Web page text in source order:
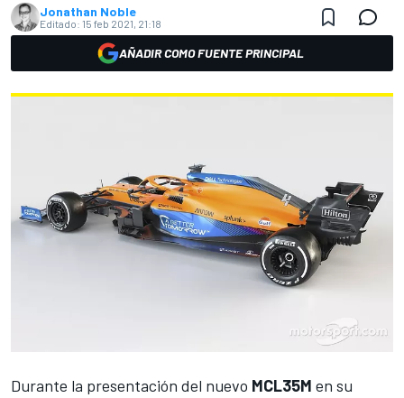
Jonathan Noble
Editado: 15 feb 2021, 21:18
AÑADIR COMO FUENTE PRINCIPAL
Durante la presentación del nuevo MCL35M en su